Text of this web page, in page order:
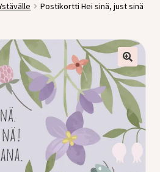
tason
valikko
Postikortti Hei sinä, just sinä